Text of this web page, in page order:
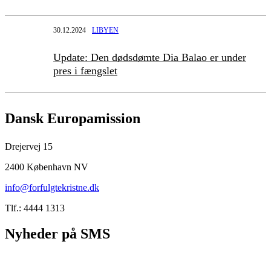
30.12.2024 LIBYEN
Update: Den dødsdømte Dia Balao er under
pres i fængslet
Dansk Europamission
Drejervej 15
2400 København NV
info@forfulgtekristne.dk
Tlf.: 4444 1313
Nyheder på SMS